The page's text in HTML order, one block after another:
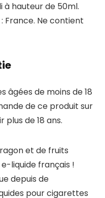
à hauteur de 50ml.
France. Ne contient
âgées de moins de 18
de ce produit sur
plus de 18 ans.
et de fruits
liquide français !
depuis de
pour cigarettes